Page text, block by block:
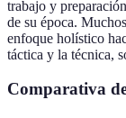
trabajo y
de su época.
enfoque holístico
táctica y la técnica,
Comparativa